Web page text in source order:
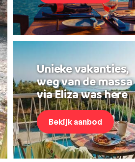
Unieke vakanties,
weg van de massa
via Eliza was here
Bekijk aanbod